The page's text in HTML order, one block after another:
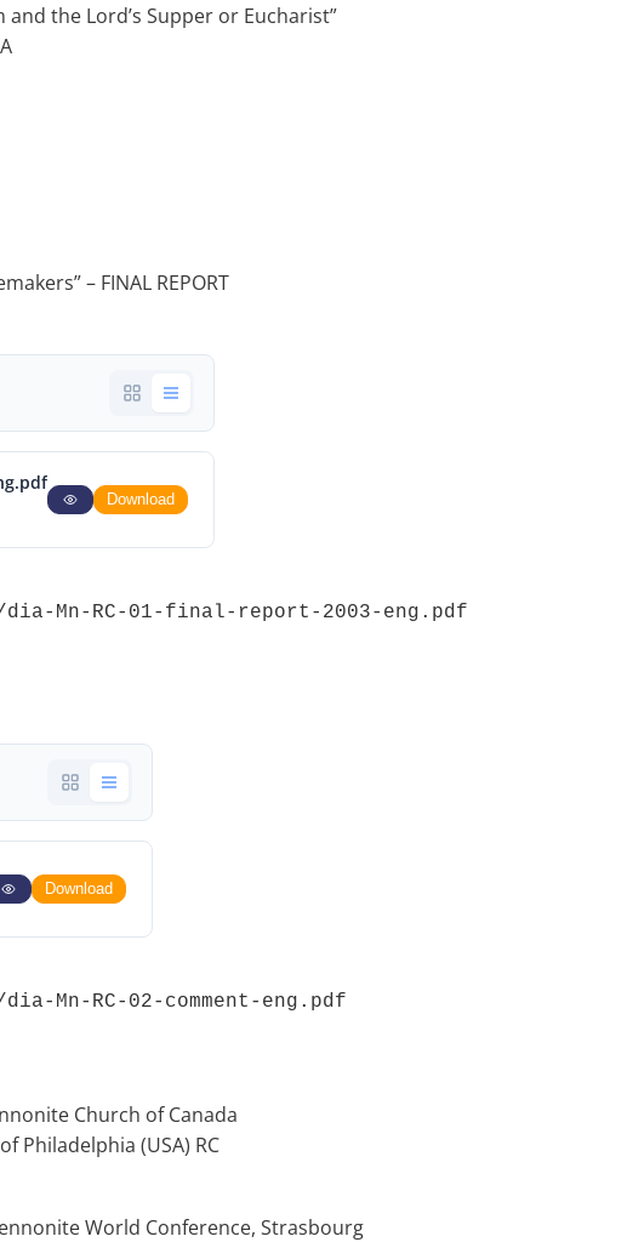
the Lord’s Supper or Eucharist”
– FINAL REPORT
Download
Mn-RC-01-final-report-2003-eng.pdf
Download
Mn-RC-02-comment-eng.pdf
Church of Canada
Philadelphia (USA) RC
World Conference, Strasbourg